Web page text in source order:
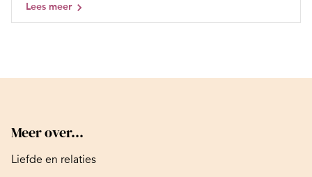
Lees meer
Meer over...
Liefde en relaties